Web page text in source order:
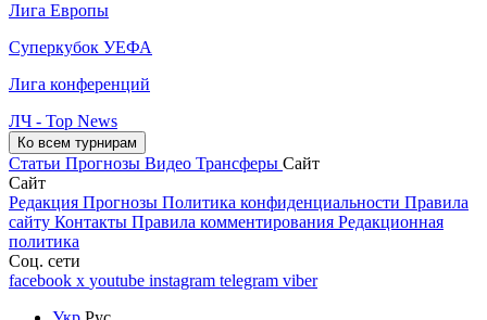
Лига Европы
Суперкубок УЕФА
Лига конференций
ЛЧ - Top News
Ко всем турнирам
Статьи Прогнозы Видео Трансферы Сайт
Сайт
Редакция Прогнозы Политика конфиденциальности Правила
сайту Контакты Правила комментирования Редакционная
политика
Соц. сети
facebook x youtube instagram telegram viber